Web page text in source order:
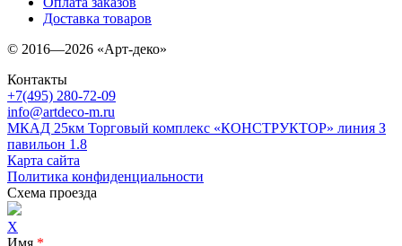
Доставка товаров
© 2016—2026 «Арт-деко»
Контакты
+7(495) 280-72-09
info@artdeco-m.ru
МКАД 25км Торговый комплекс «КОНСТРУКТОР» линия З
павильон 1.8
Карта сайта
Политика конфиденциальности
Схема проезда
X
Имя *